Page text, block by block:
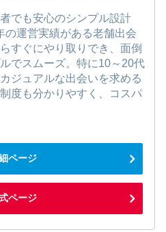
でも安心のシンプル設計
の運営実績がある老舗出会
すぐにやり取りでき、面倒
でスムーズ。特に10～20代
ジュアルな出会いを求める
度も分かりやすく、コスパ
ページ
ページ